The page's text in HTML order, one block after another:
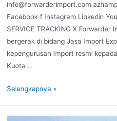
info@forwarderimport.com
Facebook-f Instagram Linkedin
SERVICE TRACKING X Forwarder
bergerak di bidang Jasa Import
kepengurusan Import resmi
Kuota …
Selengkapnya »